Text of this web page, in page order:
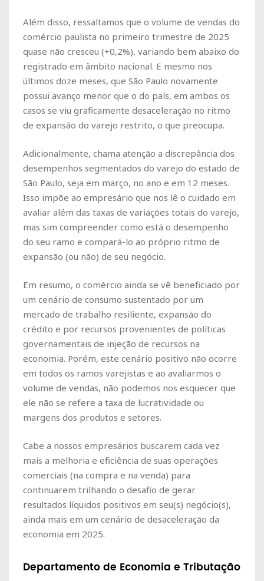
Além disso, ressaltamos que o volume de vendas do
comércio paulista no primeiro trimestre de 2025
quase não cresceu (+0,2%), variando bem abaixo do
registrado em âmbito nacional. E mesmo nos
últimos doze meses, que São Paulo novamente
possui avanço menor que o do país, em ambos os
casos se viu graficamente desaceleração no ritmo
de expansão do varejo restrito, o que preocupa.
Adicionalmente, chama atenção a discrepância dos
desempenhos segmentados do varejo do estado de
São Paulo, seja em março, no ano e em 12 meses.
Isso impõe ao empresário que nos lê o cuidado em
avaliar além das taxas de variações totais do varejo,
mas sim compreender como está o desempenho
do seu ramo e compará-lo ao próprio ritmo de
expansão (ou não) de seu negócio.
Em resumo, o comércio ainda se vê beneficiado por
um cenário de consumo sustentado por um
mercado de trabalho resiliente, expansão do
crédito e por recursos provenientes de políticas
governamentais de injeção de recursos na
economia. Porém, este cenário positivo não ocorre
em todos os ramos varejistas e ao avaliarmos o
volume de vendas, não podemos nos esquecer que
ele não se refere a taxa de lucratividade ou
margens dos produtos e setores.
Cabe a nossos empresários buscarem cada vez
mais a melhoria e eficiência de suas operações
comerciais (na compra e na venda) para
continuarem trilhando o desafio de gerar
resultados líquidos positivos em seu(s) negócio(s),
ainda mais em um cenário de desaceleração da
economia em 2025.
Departamento de Economia e Tributação